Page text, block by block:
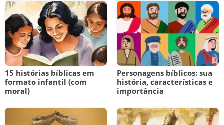
15 histórias bíblicas em
formato infantil (com
moral)
Personagens bíblicos: sua
história, características e
importância